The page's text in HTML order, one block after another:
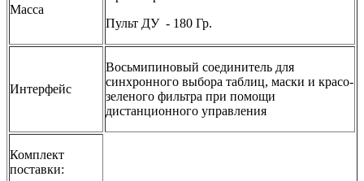
Масса
Пульт ДУ - 180 Гр.
Интерфейс
Восьмипиновый соединитель для
синхронного выбора таблиц, маски и красо-
зеленого фильтра при помощи
дистанционного управления
Комплект
поставки: